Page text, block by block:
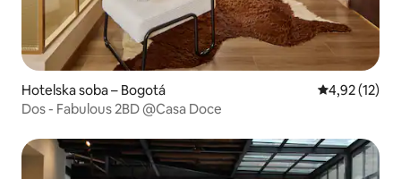
Hotelska soba – Bogotá Prosječna
4,92 (12)
Dos - Fabulous 2BD @Casa Doce